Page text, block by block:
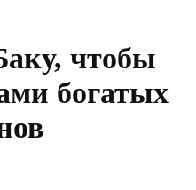
чтобы
богатых